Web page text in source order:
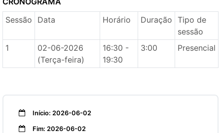
Sessão
Data Horário Duração Tipo de
sessão
1
02-06-2026
(Terça-feira)
16:30 -
19:30
3:00 Presencial
Início: 2026-06-02
Fim: 2026-06-02